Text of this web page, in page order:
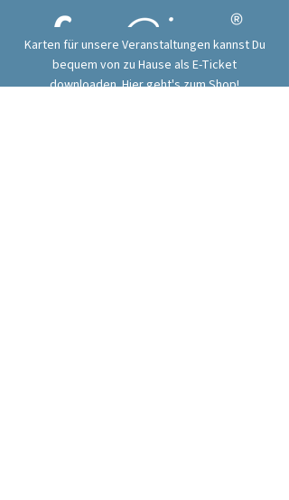
Karten für unsere Veranstaltungen kannst Du
bequem von zu Hause als E-Ticket
downloaden. Hier geht's zum Shop!